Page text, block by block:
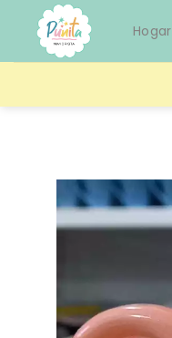
contenido
Hogar